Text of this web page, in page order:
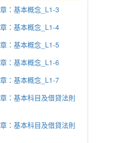
：基本概念_L1-3
：基本概念_L1-4
：基本概念_L1-5
：基本概念_L1-6
：基本概念_L1-7
：基本科目及借貸法則
：基本科目及借貸法則